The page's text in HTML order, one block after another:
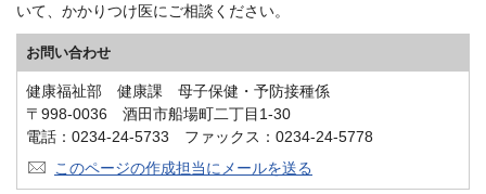
いて、かかりつけ医にご相談ください。
お問い合わせ
健康福祉部 健康課 母子保健・予防接種係
〒998-0036 酒田市船場町二丁目1-30
電話：0234-24-5733 ファックス：0234-24-5778
このページの作成担当にメールを送る